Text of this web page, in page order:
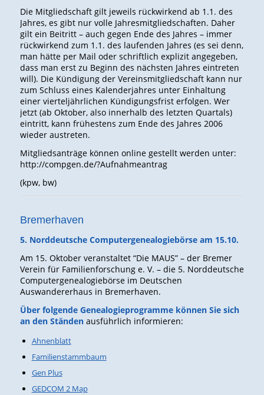
Die Mitgliedschaft gilt jeweils rückwirkend ab 1.1. des
Jahres, es gibt nur volle Jahresmitgliedschaften. Daher
gilt ein Beitritt – auch gegen Ende des Jahres – immer
rückwirkend zum 1.1. des laufenden Jahres (es sei denn,
man hätte per Mail oder schriftlich explizit angegeben,
dass man erst zu Beginn des nächsten Jahres eintreten
will). Die Kündigung der Vereinsmitgliedschaft kann nur
zum Schluss eines Kalenderjahres unter Einhaltung
einer vierteljährlichen Kündigungsfrist erfolgen. Wer
jetzt (ab Oktober, also innerhalb des letzten Quartals)
eintritt, kann frühestens zum Ende des Jahres 2006
wieder austreten.
Mitgliedsanträge können online gestellt werden unter:
http://compgen.de/?Aufnahmeantrag
(kpw, bw)
Bremerhaven
5. Norddeutsche Computergenealogiebörse am 15.10.
Am 15. Oktober veranstaltet “Die MAUS” – der Bremer
Verein für Familienforschung e. V. – die 5. Norddeutsche
Computergenealogiebörse im Deutschen
Auswandererhaus in Bremerhaven.
Über folgende Genealogieprogramme können Sie sich
an den Ständenausführlich informieren:
Ahnenblatt
Familienstammbaum
Gen Plus
GEDCOM 2 Map